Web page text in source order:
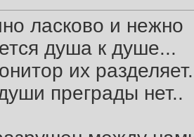
ласково и нежно
душа к душе...
их
преграды нет..